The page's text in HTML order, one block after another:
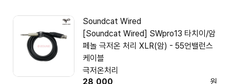
Soundcat Wired
[Soundcat Wired] SWpro13 타치이/암
페놀 극저온 처리 XLR(암) - 55언밸런스
케이블
극저온처리
28,000
원